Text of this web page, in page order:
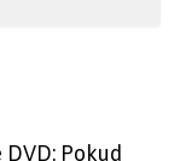
Pokud